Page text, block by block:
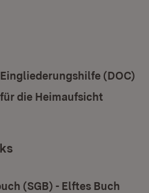
(DOC)
die Heimaufsicht
(SGB) - Elftes Buch